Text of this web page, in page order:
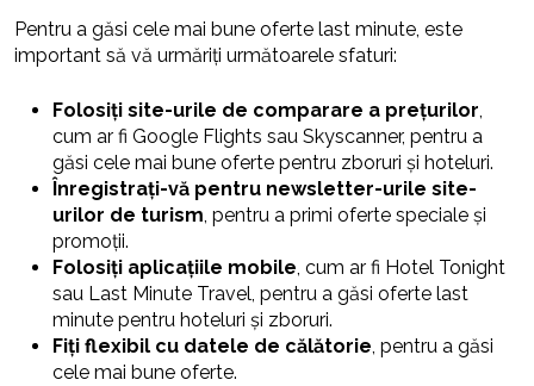
Pentru a găsi cele mai bune oferte last minute, este
important să vă urmăriți următoarele sfaturi:
Folosiți site-urile de comparare a prețurilor,
cum ar fi Google Flights sau Skyscanner, pentru a
găsi cele mai bune oferte pentru zboruri și hoteluri.
Înregistrați-vă pentru newsletter-urile site-
urilor de turism, pentru a primi oferte speciale și
promoții.
Folosiți aplicațiile mobile, cum ar fi Hotel Tonight
sau Last Minute Travel, pentru a găsi oferte last
minute pentru hoteluri și zboruri.
Fiți flexibil cu datele de călătorie, pentru a găsi
cele mai bune oferte.